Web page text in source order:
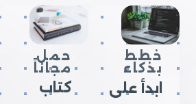
خطط
بذكاء
ابدأ على
حمل
مجاناً
كتاب